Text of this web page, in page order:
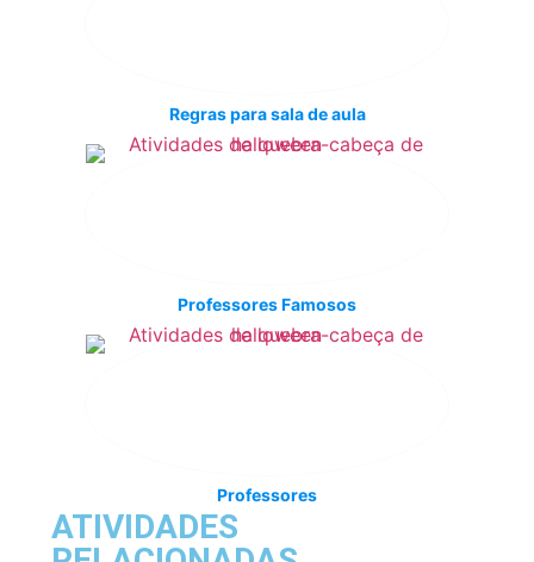
Regras para sala de aula
Professores Famosos
Professores
ATIVIDADES